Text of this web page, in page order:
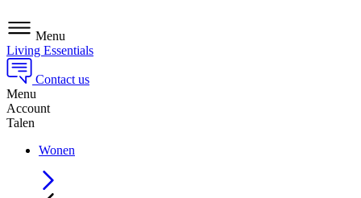
Menu
Living Essentials
Contact us
Menu
Account
Talen
Wonen